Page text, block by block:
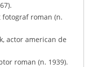
roman (n.
actor american de
roman (n. 1939).